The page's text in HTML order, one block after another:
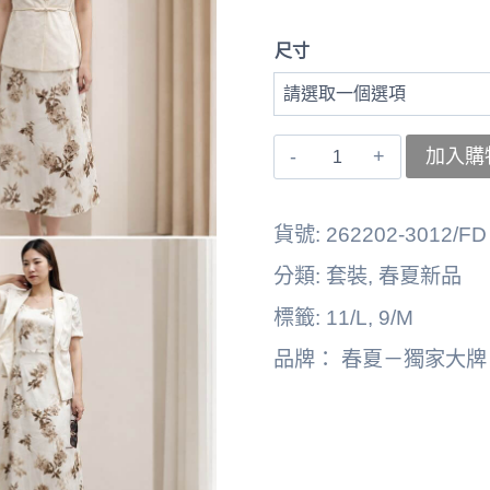
尺寸
〚獨
套
+洋
加入購
貨號: 262202-3012/FD
分類: 套裝, 春夏新品
標籤: 11/L, 9/M
品牌： 春夏－獨家大牌